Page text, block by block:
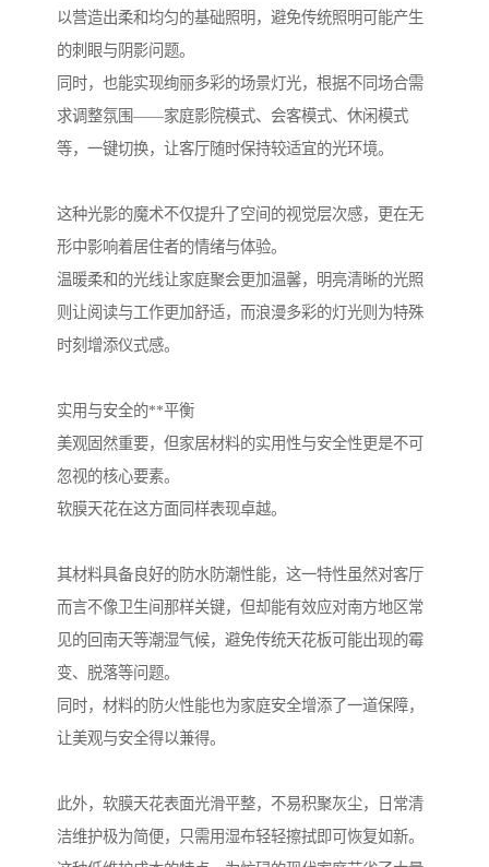
以营造出柔和均匀的基础照明，避免传统照明可能产生
的刺眼与阴影问题。
同时，也能实现绚丽多彩的场景灯光，根据不同场合需
求调整氛围——家庭影院模式、会客模式、休闲模式
等，一键切换，让客厅随时保持较适宜的光环境。
这种光影的魔术不仅提升了空间的视觉层次感，更在无
形中影响着居住者的情绪与体验。
温暖柔和的光线让家庭聚会更加温馨，明亮清晰的光照
则让阅读与工作更加舒适，而浪漫多彩的灯光则为特殊
时刻增添仪式感。
实用与安全的**平衡
美观固然重要，但家居材料的实用性与安全性更是不可
忽视的核心要素。
软膜天花在这方面同样表现卓越。
其材料具备良好的防水防潮性能，这一特性虽然对客厅
而言不像卫生间那样关键，但却能有效应对南方地区常
见的回南天等潮湿气候，避免传统天花板可能出现的霉
变、脱落等问题。
同时，材料的防火性能也为家庭安全增添了一道保障，
让美观与安全得以兼得。
此外，软膜天花表面光滑平整，不易积聚灰尘，日常清
洁维护极为简便，只需用湿布轻轻擦拭即可恢复如新。